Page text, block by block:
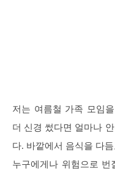
저는 여름철 가족 모임
더 신경 썼다면 얼마나
다. 바깥에서 음식을 다
누구에게나 위험으로